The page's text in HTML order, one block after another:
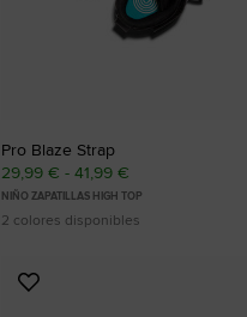
Pro Blaze Strap
29,99 € - 41,99 €
NIÑO ZAPATILLAS HIGH TOP
2 colores disponibles
Añadir